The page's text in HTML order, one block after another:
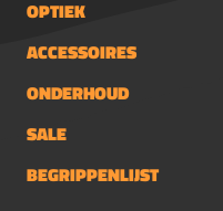
OPTIEK
ACCESSOIRES
ONDERHOUD
SALE
BEGRIPPENLIJST